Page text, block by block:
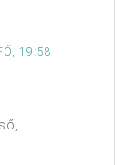
19:58